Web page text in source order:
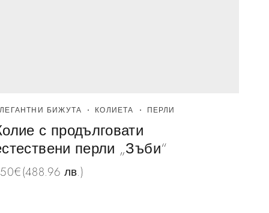
БИЖУТА КОЛИЕТА ПЕРЛИ
с продълговати
перли „Зъби“
€(488.96 лв.)